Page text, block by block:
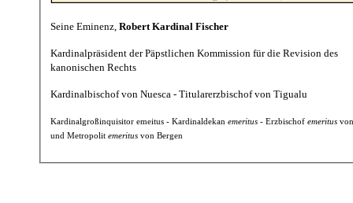
Seine Eminenz, Robert Kardinal Fischer
Kardinalpräsident der Päpstlichen Kommission für die Revision des
kanonischen Rechts
Kardinalbischof von Nuesca - Titularerzbischof von Tigualu
Kardinalgroßinquisitor emeitus - Kardinaldekan emeritus - Erzbischof emeritus
und Metropolit emeritus von Bergen